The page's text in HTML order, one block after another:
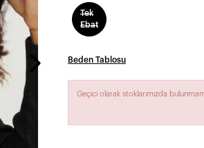
Tek
Ebat
Beden Tablosu
Geçici olarak stoklarımızda